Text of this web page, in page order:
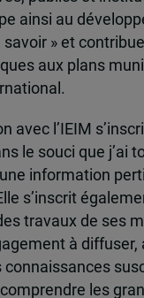
ainsi au
» et
aux plans
avec l’IEIM
le souci que j’ai
information
s’inscrit
travaux de ses
à diffuser,
connaissances
comprendre les